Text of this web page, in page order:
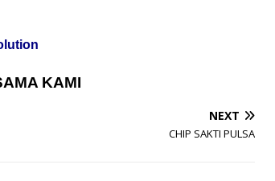
KAMI
NEXT
CHIP SAKTI PULSA